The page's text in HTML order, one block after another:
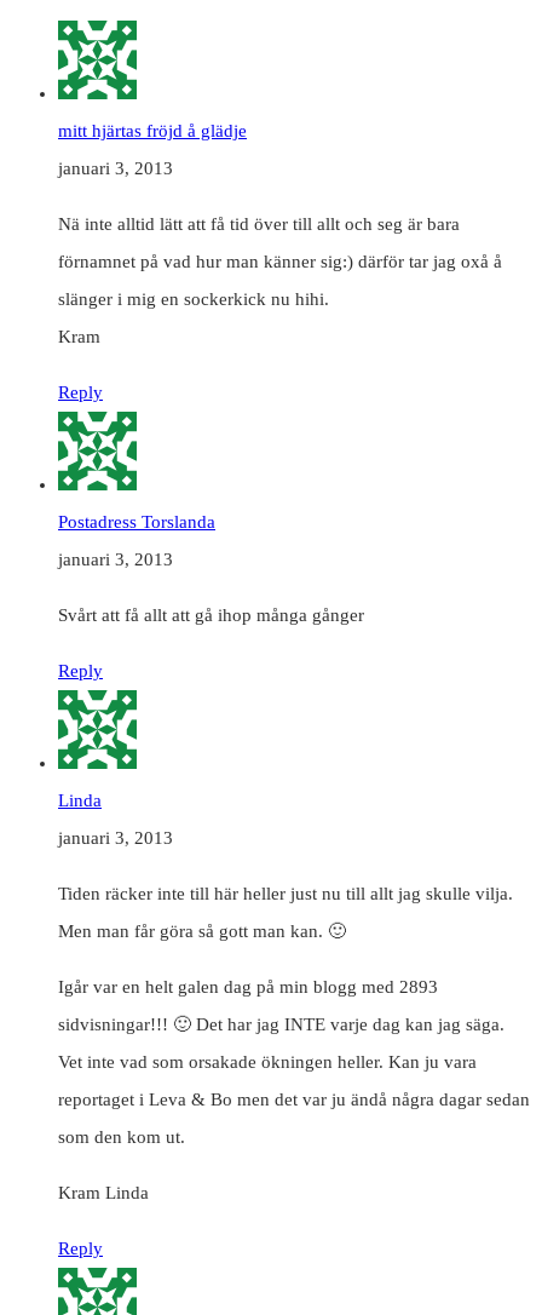
mitt hjärtas fröjd å glädje
januari 3, 2013
Nä inte alltid lätt att få tid över till allt och seg är bara
förnamnet på vad hur man känner sig:) därför tar jag oxå å
slänger i mig en sockerkick nu hihi.
Kram
Reply
Postadress Torslanda
januari 3, 2013
Svårt att få allt att gå ihop många gånger
Reply
Linda
januari 3, 2013
Tiden räcker inte till här heller just nu till allt jag skulle vilja.
Men man får göra så gott man kan. 🙂
Igår var en helt galen dag på min blogg med 2893
sidvisningar!!! 🙂 Det har jag INTE varje dag kan jag säga.
Vet inte vad som orsakade ökningen heller. Kan ju vara
reportaget i Leva & Bo men det var ju ändå några dagar sedan
som den kom ut.
Kram Linda
Reply